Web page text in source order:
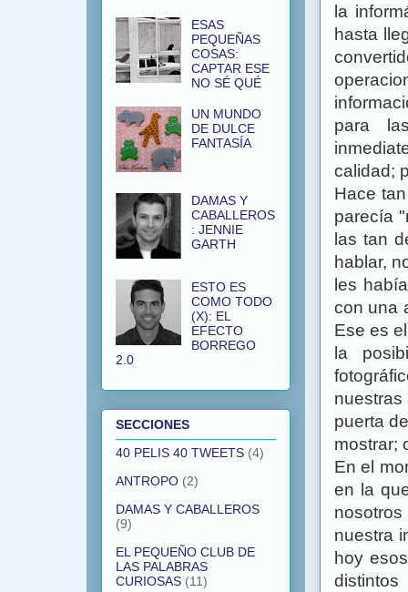
la
hasta
para
calidad;
Hace
parecía
las tan
hablar,
les
con una
Ese es
la
nuestras
puerta
mostrar;
En el
en la
nuestra
hoy
ESAS
PEQUEÑAS
COSAS:
CAPTAR ESE
NO SÉ QUÉ
UN MUNDO
DE DULCE
FANTASÍA
DAMAS Y
CABALLEROS
: JENNIE
GARTH
ESTO ES
COMO TODO
(X): EL
EFECTO
BORREGO
2.0
SECCIONES
40 PELIS 40 TWEETS (4)
ANTROPO (2)
DAMAS Y CABALLEROS
(9)
EL PEQUEÑO CLUB DE
LAS PALABRAS
CURIOSAS (11)